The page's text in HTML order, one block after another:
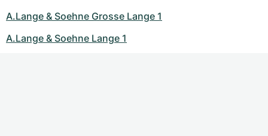
A.Lange & Soehne Grosse Lange 1
A.Lange & Soehne Lange 1